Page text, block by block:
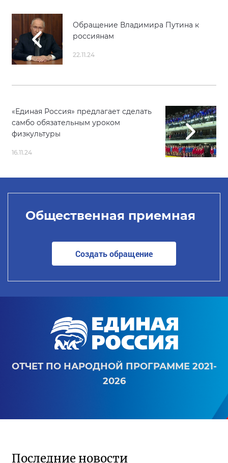
Обращение Владимира Путина к
россиянам
22.11.24
«Единая Россия» предлагает сделать
самбо обязательным уроком
физкультуры
16.11.24
Общественная приемная
Создать обращение
ОТЧЕТ ПО НАРОДНОЙ ПРОГРАММЕ 2021-
2026
Последние новости